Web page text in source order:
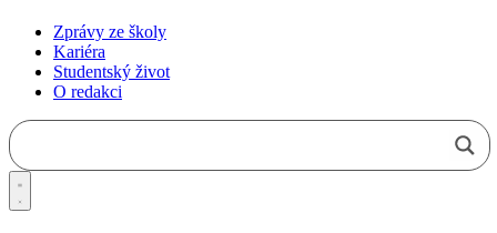
Zprávy ze školy
Kariéra
Studentský život
O redakci